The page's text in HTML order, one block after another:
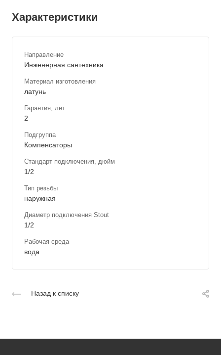
Характеристики
Направление
Инженерная сантехника
Материал изготовления
латунь
Гарантия, лет
2
Подгруппа
Компенсаторы
Стандарт подключения, дюйм
1/2
Тип резьбы
наружная
Диаметр подключения Stout
1/2
Рабочая среда
вода
Назад к списку